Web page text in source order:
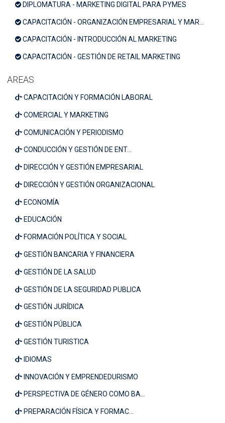
DIPLOMATURA - MARKETING DIGITAL PARA PYMES
CAPACITACIÓN - ORGANIZACIÓN EMPRESARIAL Y MARKETING
CAPACITACIÓN - INTRODUCCIÓN AL MARKETING
CAPACITACIÓN - GESTIÓN DE RETAIL MARKETING
AREAS
CAPACITACIÓN Y FORMACIÓN LABORAL
COMERCIAL Y MARKETING
COMUNICACIÓN Y PERIODISMO
CONDUCCIÓN Y GESTIÓN DE ENT...
DIRECCIÓN Y GESTIÓN EMPRESARIAL
DIRECCIÓN Y GESTIÓN ORGANIZACIONAL
ECONOMÍA
EDUCACIÓN
FORMACIÓN POLÍTICA Y SOCIAL
GESTIÓN BANCARIA Y FINANCIERA
GESTIÓN DE LA SALUD
GESTIÓN DE LA SEGURIDAD PUBLICA
GESTIÓN JURÍDICA
GESTIÓN PÚBLICA
GESTIÓN TURISTICA
IDIOMAS
INNOVACIÓN Y EMPRENDEDURISMO
PERSPECTIVA DE GÉNERO COMO BA...
PREPARACIÓN FÍSICA Y FORMAC...